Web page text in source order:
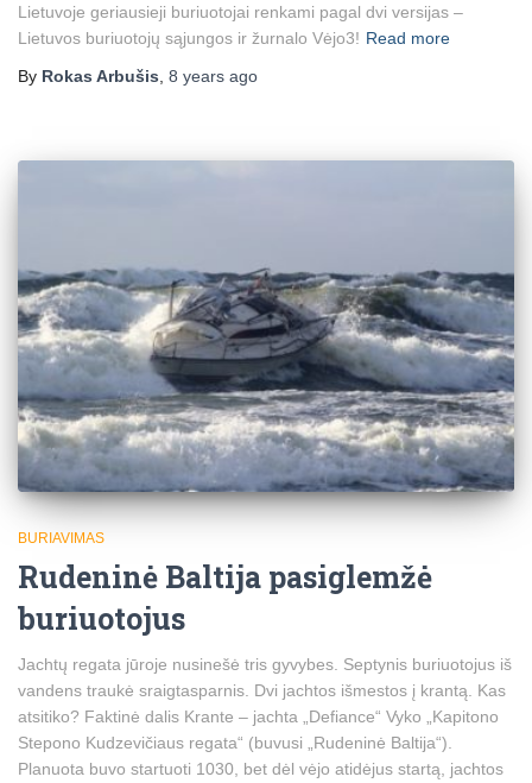
Lietuvoje geriausieji buriuotojai renkami pagal dvi versijas –
Lietuvos buriuotojų sąjungos ir žurnalo Vėjo3! Read more
By Rokas Arbušis 8 years ago
BURIAVIMAS
Rudeninė Baltija pasiglemžė
buriuotojus
Jachtų regata jūroje nusinešė tris gyvybes. Septynis buriuotojus iš
vandens traukė sraigtasparnis. Dvi jachtos išmestos į krantą. Kas
atsitiko? Faktinė dalis Krante – jachta „Defiance“ Vyko „Kapitono
Stepono Kudzevičiaus regata“ (buvusi „Rudeninė Baltija“).
Planuota buvo startuoti 1030, bet dėl vėjo atidėjus startą, jachtos